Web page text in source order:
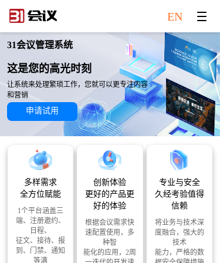
EN
31会议管理系统
这是您的高光时刻
让系统来处理繁琐工作，您就可以更专注内容
和营销
申请试用
多样需求
全方位赋能
1个平台涵盖三
端、注册邀约、
日程、
征文、接待、报
到、门禁、通知
等满
创新体验
更好的产品更
好的体验
根据会议需求快
速配置使用，多
种智
能化的应用，2周
专业与安全
久经考验值得
信赖
将业务与技术深
度融合，强大的
技术
能力，严格的数